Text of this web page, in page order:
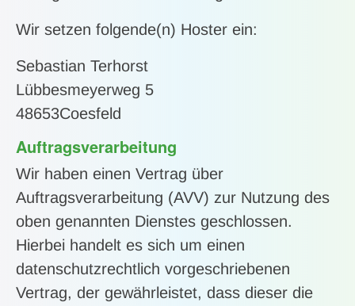
Wir setzen folgende(n) Hoster ein:
Sebastian Terhorst
Lübbesmeyerweg 5
48653Coesfeld
Auftragsverarbeitung
Wir haben einen Vertrag über
Auftragsverarbeitung (AVV) zur Nutzung des
oben genannten Dienstes geschlossen.
Hierbei handelt es sich um einen
datenschutzrechtlich vorgeschriebenen
Vertrag, der gewährleistet, dass dieser die